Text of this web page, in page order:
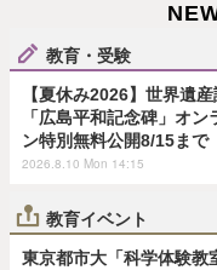
教育・受験
【夏休み2026】世界遺
「広島平和記念碑」オン
ン特別無料公開8/15まで
2026.8.10 Mon 14:15
教育イベント
東京都市大「科学体験教